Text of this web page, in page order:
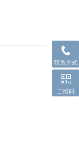
联系方式
二维码